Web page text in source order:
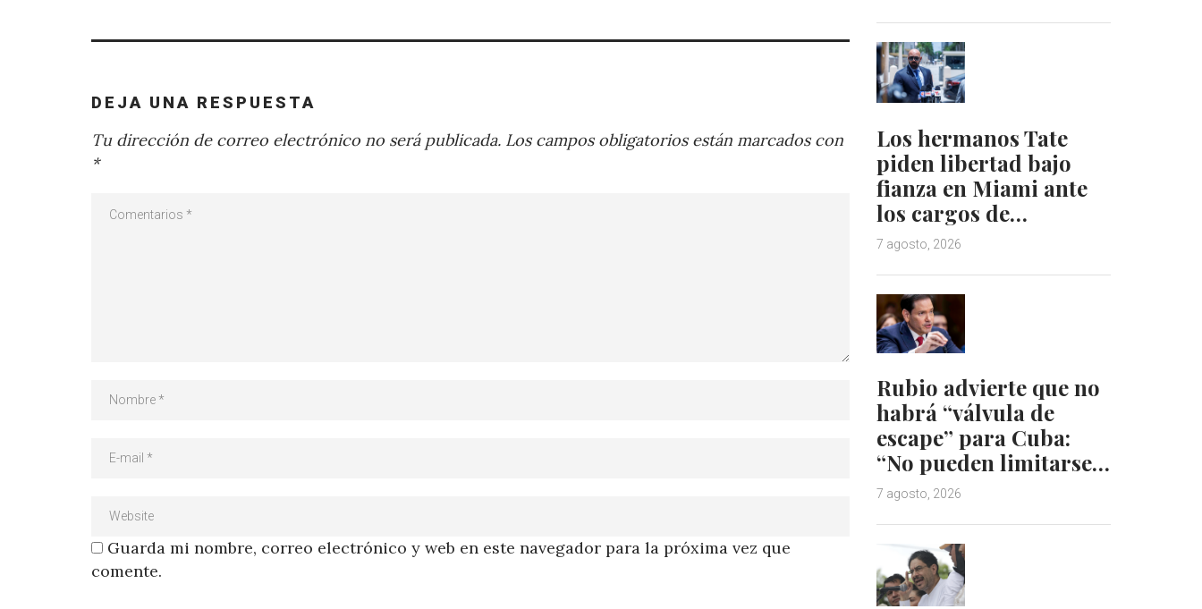
DEJA UNA RESPUESTA
Tu dirección de correo electrónico no será publicada. Los campos obligatorios están marcados con
*
Guarda mi nombre, correo electrónico y web en este navegador para la próxima vez que
comente.
Los hermanos Tate
piden libertad bajo
fianza en Miami ante
los cargos de…
7 agosto, 2026
Rubio advierte que no
habrá “válvula de
escape” para Cuba:
“No pueden limitarse…
7 agosto, 2026